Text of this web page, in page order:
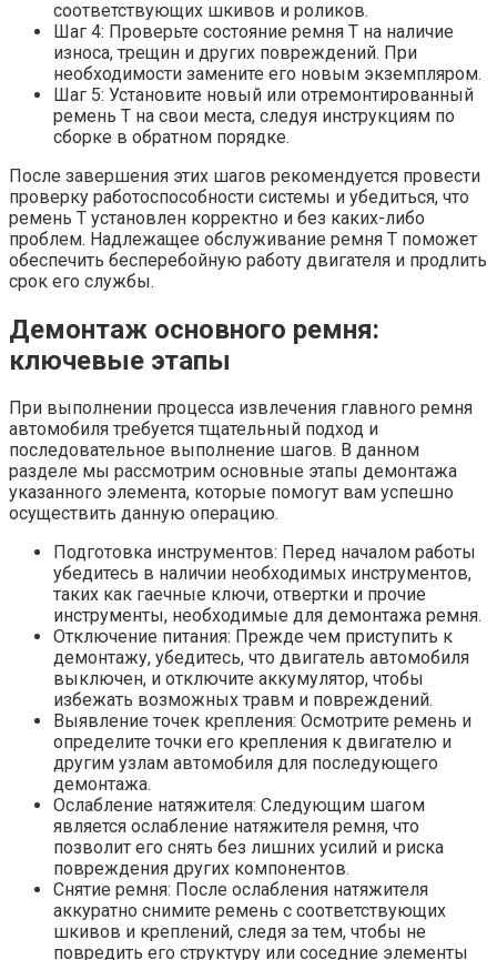
соответствующих шкивов и роликов.
Шаг 4: Проверьте состояние ремня T на наличие
износа, трещин и других повреждений. При
необходимости замените его новым экземпляром.
Шаг 5: Установите новый или отремонтированный
ремень T на свои места, следуя инструкциям по
сборке в обратном порядке.
После завершения этих шагов рекомендуется провести
проверку работоспособности системы и убедиться, что
ремень T установлен корректно и без каких-либо
проблем. Надлежащее обслуживание ремня T поможет
обеспечить бесперебойную работу двигателя и продлить
срок его службы.
Демонтаж основного ремня:
ключевые этапы
При выполнении процесса извлечения главного ремня
автомобиля требуется тщательный подход и
последовательное выполнение шагов. В данном
разделе мы рассмотрим основные этапы демонтажа
указанного элемента, которые помогут вам успешно
осуществить данную операцию.
Подготовка инструментов: Перед началом работы
убедитесь в наличии необходимых инструментов,
таких как гаечные ключи, отвертки и прочие
инструменты, необходимые для демонтажа ремня.
Отключение питания: Прежде чем приступить к
демонтажу, убедитесь, что двигатель автомобиля
выключен, и отключите аккумулятор, чтобы
избежать возможных травм и повреждений.
Выявление точек крепления: Осмотрите ремень и
определите точки его крепления к двигателю и
другим узлам автомобиля для последующего
демонтажа.
Ослабление натяжителя: Следующим шагом
является ослабление натяжителя ремня, что
позволит его снять без лишних усилий и риска
повреждения других компонентов.
Снятие ремня: После ослабления натяжителя
аккуратно снимите ремень с соответствующих
шкивов и креплений, следя за тем, чтобы не
повредить его структуру или соседние элементы